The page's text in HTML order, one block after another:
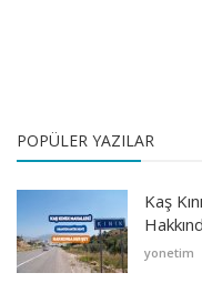
POPÜLER YAZILAR
Kaş
yonetim